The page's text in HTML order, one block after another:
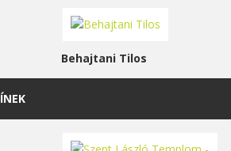
Behajtani Tilos